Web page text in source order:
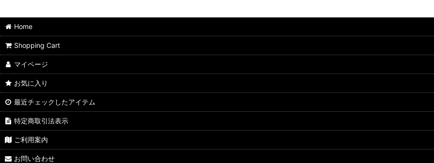
Home
Shopping Cart
マイページ
お気に入り
最近チェックしたアイテム
特定商取引法表示
ご利用案内
お問い合わせ